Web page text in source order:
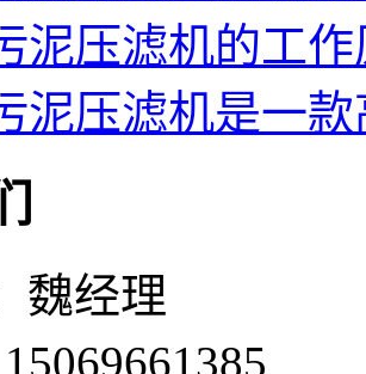
泥压滤机的工
泥压滤机是一
魏经理